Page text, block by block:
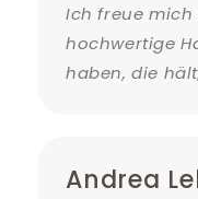
Ich freue
hochwertige
haben, die
Andrea